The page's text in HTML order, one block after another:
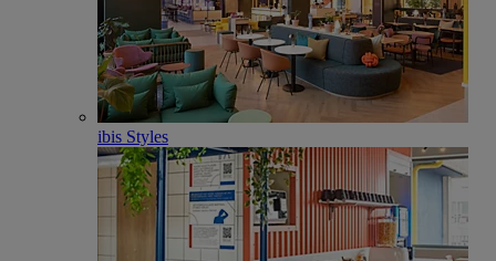
ibis Styles